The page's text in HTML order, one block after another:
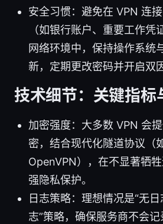
安全习惯：避免在 VPN 连
（如银行账户、重要工作凭
网络环境中，保持操作系统
新，定期更改密码并开启双
技术细节：关键指标
加密强度：大多数 VPN 会
密，结合现代化隧道协议（
OpenVPN），在不显著牺
强隐私保护。
日志策略：理想情况是“无日
志”策略，确保服务商不会记